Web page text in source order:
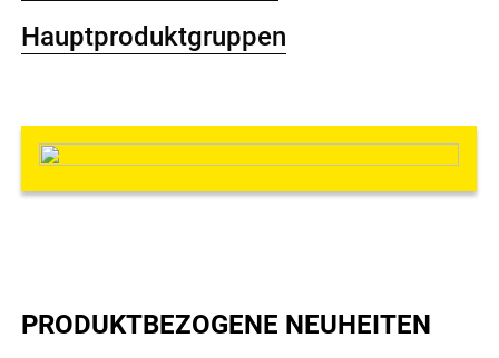
Hauptproduktgruppen
PRODUKTBEZOGENE NEUHEITEN